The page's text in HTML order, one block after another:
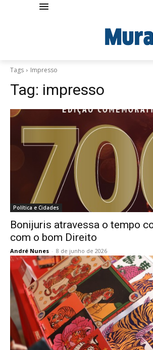
Tags Impresso
Tag: impresso
Política e Cidades
Bonijuris atravessa o tempo
com o bom Direito
André Nunes - 8 de junho de 2026